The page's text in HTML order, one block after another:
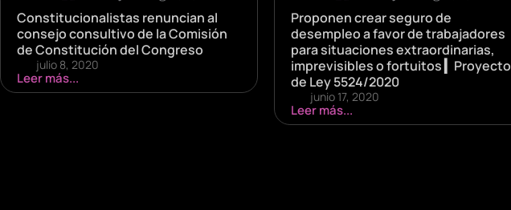
Constitucionalistas renuncian al
consejo consultivo de la Comisión
de Constitución del Congreso
julio 8, 2020
Leer más...
Proponen crear seguro de
desempleo a favor de trabajadores
para situaciones extraordinarias,
imprevisibles o fortuitos ▎Proyecto
de Ley 5524/2020
junio 17, 2020
Leer más...